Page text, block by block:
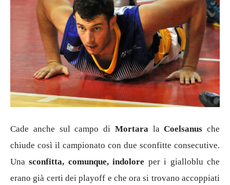
Cade anche sul campo di MortaralaCoelsanus che
chiude così il campionato con due sconfitte consecutive.
Unasconfitta, comunque, indolore per i gialloblu che
erano già certi dei playoff e che ora si trovano accoppiati